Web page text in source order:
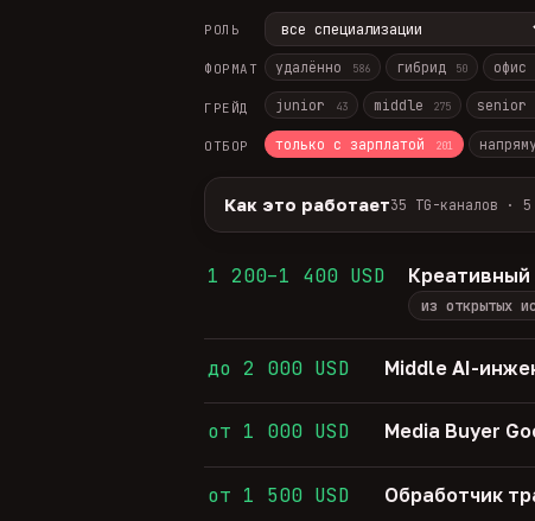
РОЛЬ
ФОРМАТ удалённо 586 гибрид 50 офис
ГРЕЙД junior 43 middle 275 senior
ОТБОР только с зарплатой 201
Как это работает35 TG-каналов ·
Разбор:нейронка разбирает
без предоплат и
протухшее удаляется
ATS-площадок ·
1 200–1 400 USD
из открытых
до 2 000 USD Middle AI-
от 1 000 USD Media Buyer
от 1 500 USD Обработчик